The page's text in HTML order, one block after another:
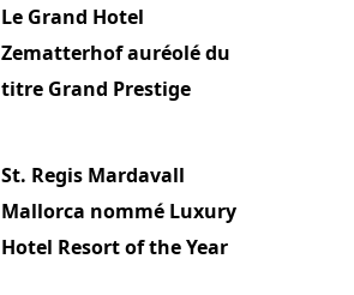
Le Grand Hotel
Zematterhof auréolé du
titre Grand Prestige
St. Regis Mardavall
Mallorca nommé Luxury
Hotel Resort of the Year